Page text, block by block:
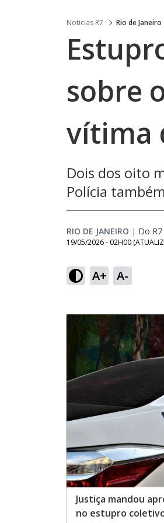
Noticias R7 Rio de Janeiro
sobre
vítima
Dois dos oito
Polícia
RIO DE JANEIRO | Do R7
19/05/2026 - 02H00
A+ A-
Justiça mandou
no estupro